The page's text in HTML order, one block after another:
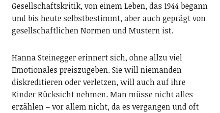
Gesellschaftskritik, von einem Leben, das 1944 begann
und bis heute selbstbestimmt, aber auch geprägt von
gesellschaftlichen Normen und Mustern ist.
Hanna Steinegger erinnert sich, ohne allzu viel
Emotionales preiszugeben. Sie will niemanden
diskreditieren oder verletzen, will auch auf ihre
Kinder Rücksicht nehmen. Man müsse nicht alles
erzählen – vor allem nicht, da es vergangen und oft